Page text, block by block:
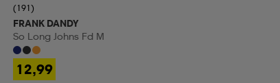
(191)
FRANK DANDY
So Long Johns Fd M
12,99